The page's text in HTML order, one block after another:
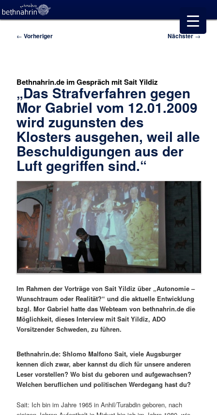
Beitragsnavigation
← Vorheriger Nächster→
Bethnahrin.de im Gespräch mit Sait Yildiz
„Das Strafverfahren gegen
Mor Gabriel vom 12.01.2009
wird zugunsten des
Klosters ausgehen, weil alle
Beschuldigungen aus der
Luft gegriffen sind.“
Im Rahmen der Vorträge von Sait Yildiz über „Autonomie –
Wunschtraum oder Realität?“ und die aktuelle Entwicklung
bzgl. Mor Gabriel hatte das Webteam von bethnahrin.de die
Möglichkeit, dieses Interview mit Sait Yildiz, ADO
Vorsitzender Schweden, zu führen.
Bethnahrin.de: Shlomo Malfono Sait, viele Augsburger
kennen dich zwar, aber kannst du dich für unsere anderen
Leser vorstellen? Wo bist du geboren und aufgewachsen?
Welchen beruflichen und politischen Werdegang hast du?
Sait: Ich bin im Jahre 1965 in Anhil/Turabdin geboren, nach